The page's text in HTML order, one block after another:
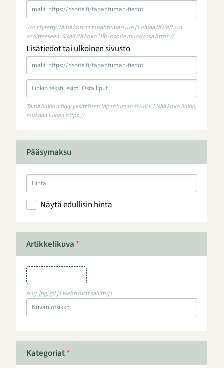
Jos täytetty, tämä korvaa tapahtumasivun ja ohjaa täytettyyn
osoitteeseen. Sisällytä koko URL-osoite muodossa https://
Lisätiedot tai ulkoinen sivusto
Tämä linkki näkyy yksittäisen tapahtuman sivulla. Lisää koko linkki,
mukaan lukien https://
Pääsymaksu
Näytä edullisin hinta
Artikkelikuva *
Artikkelikuva
png, jpg, gif ja webp ovat sallittuja.
Kategoriat*